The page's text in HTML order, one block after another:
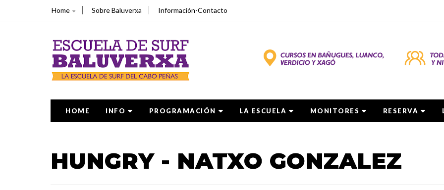
Home Sobre Baluverxa Información-Contacto
HOME INFO PROGRAMACIÓN LA ESCUELA MONITORES RESERVA
HUNGRY - NATXO GONZALEZ